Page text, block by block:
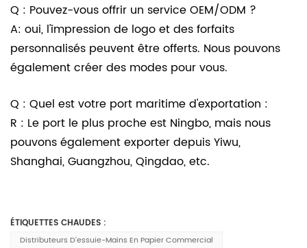
Q : Pouvez-vous offrir un service OEM/ODM ?
A: oui, l'impression de logo et des forfaits
personnalisés peuvent être offerts. Nous pouvons
également créer des modes pour vous.
Q : Quel est votre port maritime d'exportation :
R : Le port le plus proche est Ningbo, mais nous
pouvons également exporter depuis Yiwu,
Shanghai, Guangzhou, Qingdao, etc.
ÉTIQUETTES CHAUDES :
Distributeurs D'essuie-Mains En Papier Commercial